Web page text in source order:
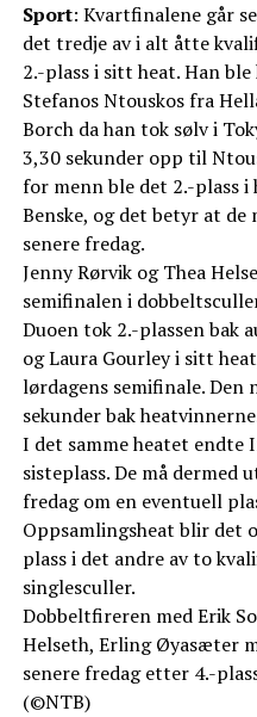
Sport: Kvartfinalene går
det tredje av i alt åtte
2.-plass i sitt heat. Han
Stefanos Ntouskos fra
Borch da han tok sølv i
3,30 sekunder opp til
for menn ble det 2.-plass
Benske, og det betyr at
senere fredag.
Jenny Rørvik og Thea
semifinalen i
Duoen tok 2.-plassen bak
og Laura Gourley i sitt
lørdagens semifinale. Den
sekunder bak
I det samme heatet endte
sisteplass. De må dermed
fredag om en eventuell
Oppsamlingsheat blir det
plass i det andre av to
singlesculler.
Dobbeltfireren med Erik
Helseth, Erling Øyasæter
senere fredag etter 4.-
(©NTB)